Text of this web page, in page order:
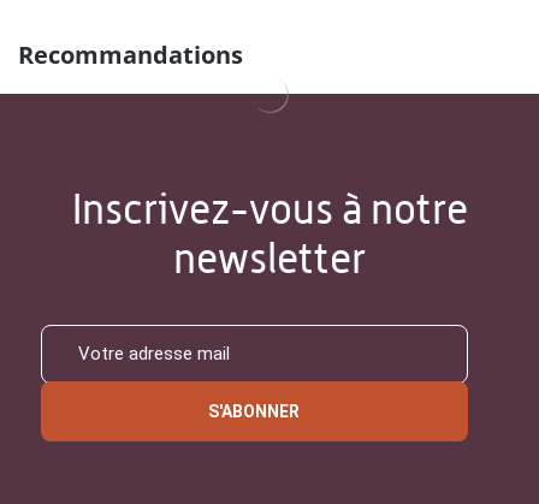
Recommandations
Inscrivez-vous à notre
newsletter
S'ABONNER